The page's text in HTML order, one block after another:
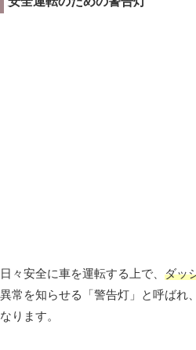
日々安全に車を運転する上で、 ダッ
異常を知らせる「警告灯」と呼ばれ
なります。